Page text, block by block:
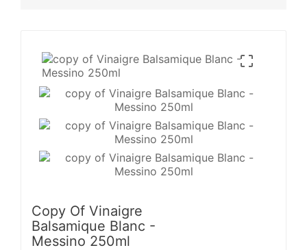

Copy Of Vinaigre
Balsamique Blanc -
Messino 250ml